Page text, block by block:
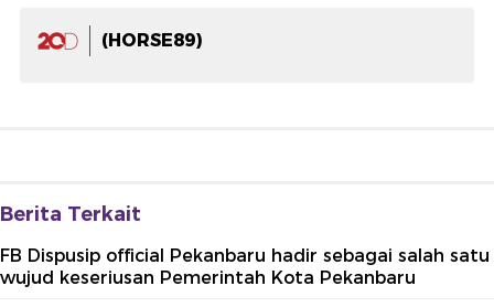
(HORSE89)
Berita Terkait
FB Dispusip official Pekanbaru hadir sebagai salah satu
wujud keseriusan Pemerintah Kota Pekanbaru